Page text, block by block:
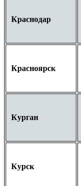
Краснодар
Красноярск
Курган
Курск